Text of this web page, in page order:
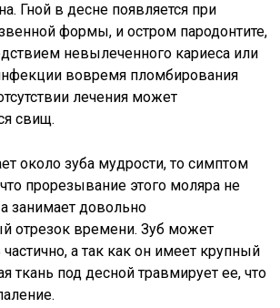
Гной в десне появляется при
формы, и остром пародонтите,
невылеченного кариеса или
вовремя пломбирования
лечения может
свищ.
около зуба мудрости, то симптом
прорезывание этого моляра не
занимает довольно
отрезок времени. Зуб может
а так как он имеет крупный
ткань под десной травмирует ее, что